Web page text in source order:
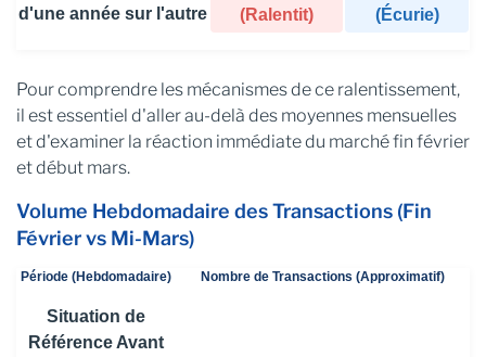
d'une année sur l'autre
(Ralentit)
(Écurie)
Pour comprendre les mécanismes de ce ralentissement,
il est essentiel d'aller au-delà des moyennes mensuelles
et d'examiner la réaction immédiate du marché fin février
et début mars.
Volume Hebdomadaire des Transactions (Fin
Février vs Mi-Mars)
Période (Hebdomadaire) Nombre de Transactions (Approximatif)
Situation de
Référence Avant